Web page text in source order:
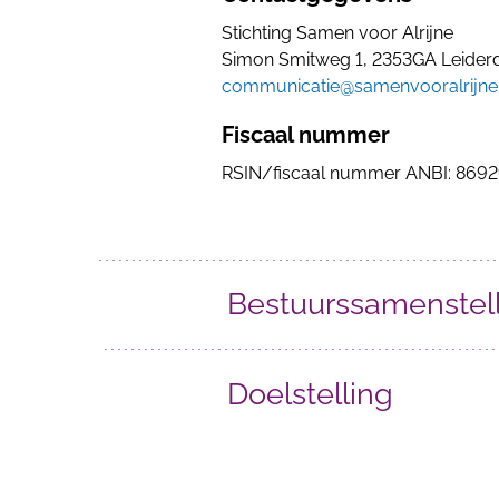
Stichting Samen voor Alrijne
Simon Smitweg 1, 2353GA
Fiscaal nummer
RSIN/fiscaal nummer ANBI:
Doelstelling